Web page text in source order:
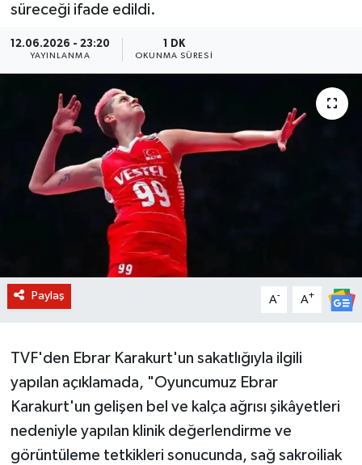
süreceği ifade edildi.
12.06.2026 - 23:20
YAYINLANMA
1 DK
OKUNMA SÜRESI
Paylaş A- A+
TVF'den Ebrar Karakurt'un sakatlığıyla ilgili
yapılan açıklamada, "Oyuncumuz Ebrar
Karakurt'un gelişen bel ve kalça ağrısı şikâyetleri
nedeniyle yapılan klinik değerlendirme ve
görüntüleme tetkikleri sonucunda, sağ sakroiliak
BİLİM VE TEKNOLOJİ
OTOMOBİL
KURUMSAL